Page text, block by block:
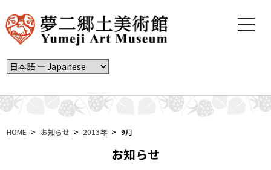
t
n
HOME > お知らせ > 2013年 > 9月
お知らせ